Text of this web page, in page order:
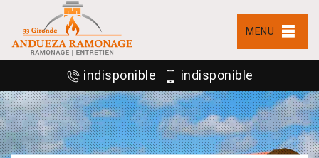
MENU
indisponible indisponible